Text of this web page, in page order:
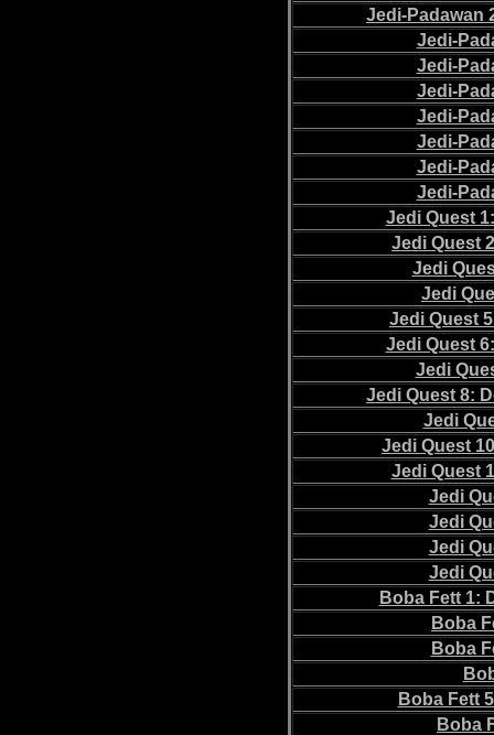
Jedi-Padawan
Jedi-
Jedi-
Jedi-
Jedi-
Jedi-
Jedi-
Jedi-
Jedi Quest
Jedi Quest
Jedi
Jedi
Jedi Quest
Jedi Quest
Jedi
Jedi Quest 8:
Jedi
Jedi Quest
Jedi Quest
Jedi
Jedi
Jedi
Jedi
Boba Fett 1:
Boba
Boba
Boba Fett
Boba